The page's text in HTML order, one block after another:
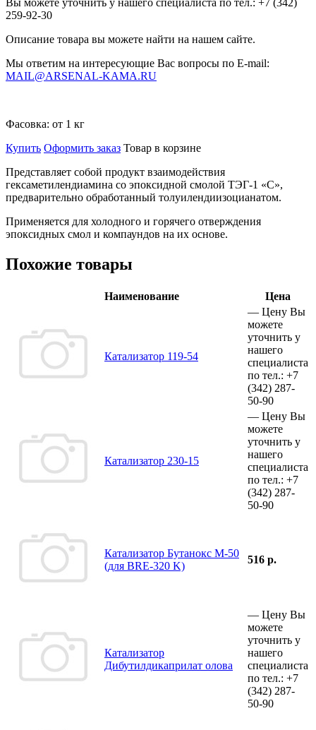
259-92-30
Описание товара вы можете найти на нашем сайте.
Мы ответим на интересующие Вас вопросы по E-mail:
MAIL@ARSENAL-KAMA.RU
Фасовка: от 1 кг
Купить Оформить заказ Товар в корзине
Представляет собой продукт взаимодействия
гексаметилендиамина со эпоксидной смолой ТЭГ-1 «С»,
предварительно обработанный толуилендиизоцианатом.
Применяется для холодного и горячего отверждения
эпоксидных смол и компаундов на их основе.
Похожие товары
Наименование Цена
Катализатор 119-54
— Цену Вы
можете
уточнить у
нашего
специалиста
по тел.: +7
(342) 287-
50-90
Катализатор 230-15
— Цену Вы
можете
уточнить у
нашего
специалиста
по тел.: +7
(342) 287-
50-90
Катализатор Бутанокс М-50
(для BRE-320 K)
516 р.
Катализатор
Дибутилдикаприлат олова
— Цену Вы
можете
уточнить у
нашего
специалиста
по тел.: +7
(342) 287-
50-90